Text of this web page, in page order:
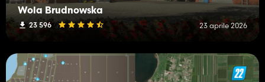
Wola Brudnowska
23 596 23 aprile 2026